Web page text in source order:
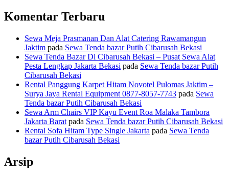
Komentar Terbaru
Sewa Meja Prasmanan Dan Alat Catering Rawamangun
Jaktim pada Sewa Tenda bazar Putih Cibarusah Bekasi
Sewa Tenda Bazar Di Cibarusah Bekasi – Pusat Sewa Alat
Pesta Lengkap Jakarta Bekasi pada Sewa Tenda bazar Putih
Cibarusah Bekasi
Rental Panggung Karpet Hitam Novotel Pulomas Jaktim –
Surya Jaya Rental Equipment 0877-8057-7743 pada Sewa
Tenda bazar Putih Cibarusah Bekasi
Sewa Arm Chairs VIP Kayu Event Roa Malaka Tambora
Jakarta Barat pada Sewa Tenda bazar Putih Cibarusah Bekasi
Rental Sofa Hitam Type Single Jakarta pada Sewa Tenda
bazar Putih Cibarusah Bekasi
Arsip